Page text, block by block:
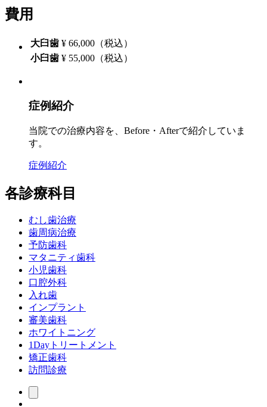
費用
大臼歯 ¥ 66,000（税込）
小臼歯 ¥ 55,000（税込）
症例紹介
当院での治療内容を、Before・Afterで紹介していま
す。
症例紹介
各診療科目
むし歯治療
歯周病治療
予防歯科
マタニティ歯科
小児歯科
口腔外科
入れ歯
インプラント
審美歯科
ホワイトニング
1Dayトリートメント
矯正歯科
訪問診療